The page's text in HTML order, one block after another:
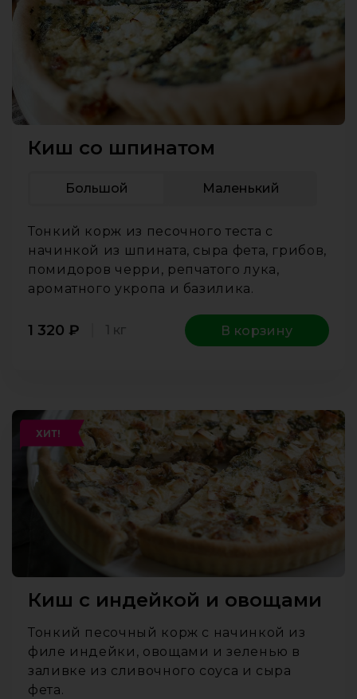
Киш со шпинатом
Большой Маленький
Тонкий корж из песочного теста с
начинкой из шпината, сыра фета, грибов,
помидоров черри, репчатого лука,
ароматного укропа и базилика.
1 320 ₽ 1 кг В корзину
ХИТ!
Киш с индейкой и овощами
Тонкий песочный корж с начинкой из
филе индейки, овощами и зеленью в
заливке из сливочного соуса и сыра
фета.